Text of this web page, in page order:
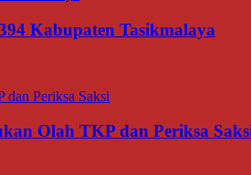
Kabupaten Tasikmalaya
Olah TKP dan Periksa